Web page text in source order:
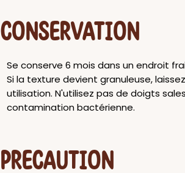
CONSERVATION
Se conserve 6 mois dans un endroit
Si la texture devient granuleuse,
utilisation. N'utilisez pas de doigts
contamination bactérienne.
PRECAUTION